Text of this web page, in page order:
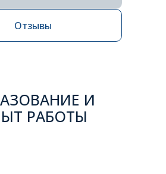
Отзывы
И
РАБОТЫ